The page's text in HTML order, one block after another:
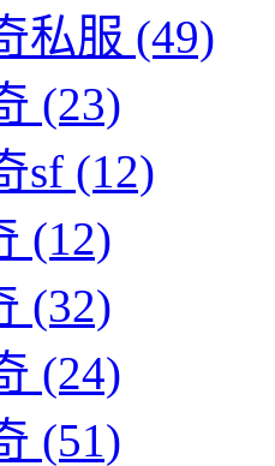
私服 (49)
(23)
sf (12)
(12)
(32)
(24)
(51)